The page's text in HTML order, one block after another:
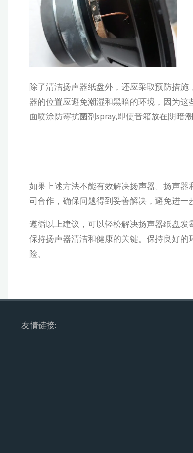
除了清洁扬声器纸盘外，还应采取预防措施
器的位置应避免潮湿和黑暗的环境，因为
面喷涂防霉抗菌剂spray,即使音箱放在阴暗
如果上述方法不能有效解决扬声器、扬声
司合作，确保问题得到妥善解决，避免进一
遵循以上建议，可以轻松解决扬声器纸盘
保持扬声器清洁和健康的关键。保持良好
险。
友情链接: